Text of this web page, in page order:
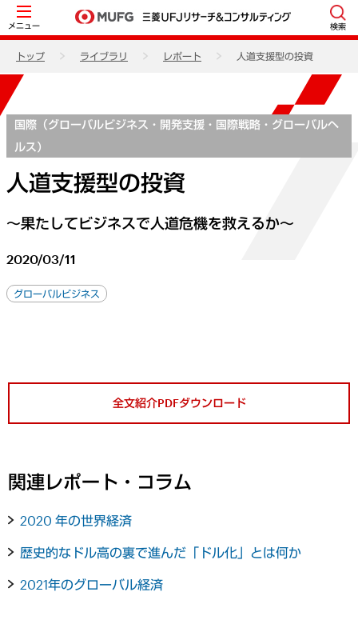
メニュー 検索
トップ ライブラリ レポート 人道支援型の投資
国際（グローバルビジネス・開発支援・国際戦略・グローバルヘ
ルス）
人道支援型の投資
～果たしてビジネスで人道危機を救えるか～
2020/03/11
グローバルビジネス
全文紹介PDFダウンロード
関連レポート・コラム
2020 年の世界経済
歴史的なドル高の裏で進んだ「ドル化」とは何か
2021年のグローバル経済